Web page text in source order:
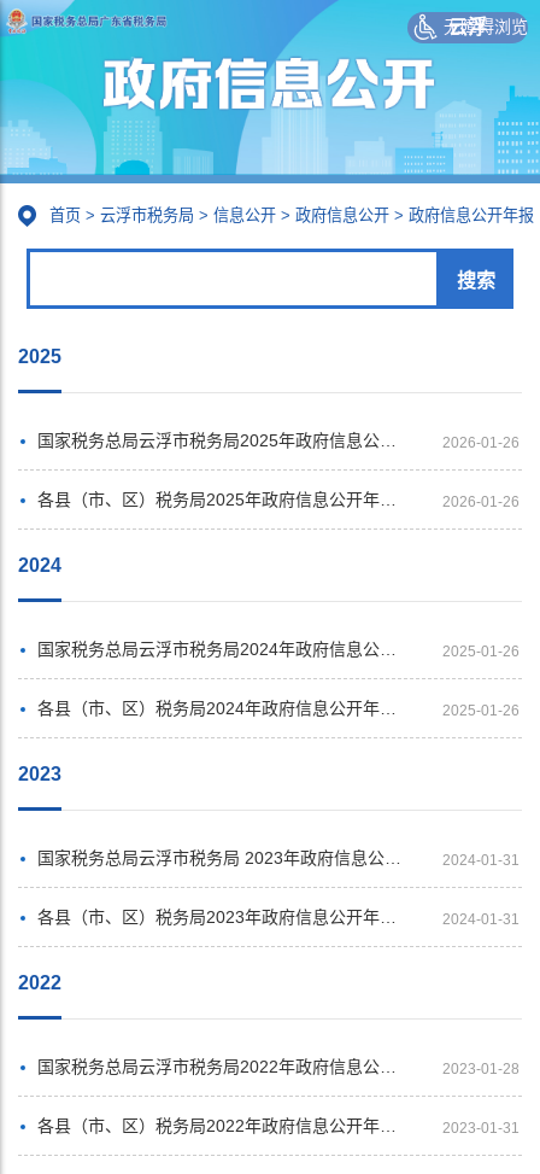
云浮
无障碍浏览
首页 > 云浮市税务局 > 信息公开 > 政府信息公开 > 政府信息公开年报
2025
国家税务总局云浮市税务局2025年政府信息公开工作年度报告 2026-01-26
各县（市、区）税务局2025年政府信息公开年度报告汇总展示 2026-01-26
2024
国家税务总局云浮市税务局2024年政府信息公开工作年度报告 2025-01-26
各县（市、区）税务局2024年政府信息公开年度报告汇总展示 2025-01-26
2023
国家税务总局云浮市税务局 2023年政府信息公开工作年度报告 2024-01-31
各县（市、区）税务局2023年政府信息公开年度报告汇总展示 2024-01-31
2022
国家税务总局云浮市税务局2022年政府信息公开工作年度报告 2023-01-28
各县（市、区）税务局2022年政府信息公开年度报告汇总展示 2023-01-31